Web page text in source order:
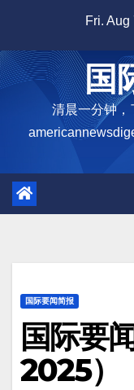
content
Fri. Aug
国
清晨一分钟，
国际要闻简报
国际要
2025）